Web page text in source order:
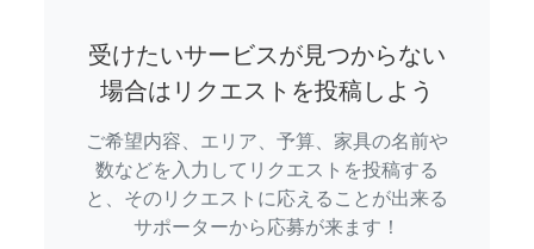
受けたいサービスが見つからない
場合はリクエストを投稿しよう
ご希望内容、エリア、予算、家具の名前や
数などを入力してリクエストを投稿する
と、そのリクエストに応えることが出来る
サポーターから応募が来ます！